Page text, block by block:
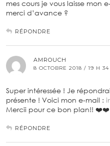
mes cours je vous laisse mon
merci d’avance ?
RÉPONDRE
AMROUCH
8 OCTOBRE 2018 / 19 H
Super intéressée ! Je
présente ! Voici mon e-mail :
Mercii pour ce bon plan!! ❤️❤️
RÉPONDRE